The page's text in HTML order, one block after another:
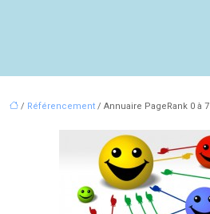
/ Référencement / Annuaire PageRank 0 à 7